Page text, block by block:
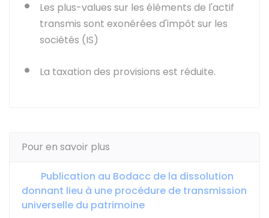
Les plus-values sur les éléments de l'actif
transmis sont exonérées d'impôt sur les
sociétés (IS)
La taxation des provisions est réduite.
Pour en savoir plus
Publication au Bodacc de la dissolution
donnant lieu à une procédure de transmission
universelle du patrimoine